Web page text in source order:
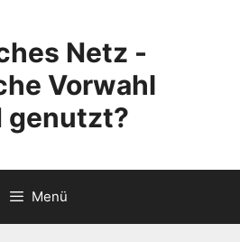
Netz -
Vorwahl
genutzt?
Menü